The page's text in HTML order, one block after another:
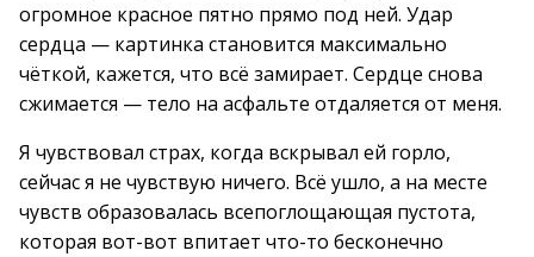
огромное красное пятно прямо под ней. Удар
сердца — картинка становится максимально
чёткой, кажется, что всё замирает. Сердце снова
сжимается — тело на асфальте отдаляется от меня.
Я чувствовал страх, когда вскрывал ей горло,
сейчас я не чувствую ничего. Всё ушло, а на месте
чувств образовалась всепоглощающая пустота,
которая вот-вот впитает что-то бесконечно